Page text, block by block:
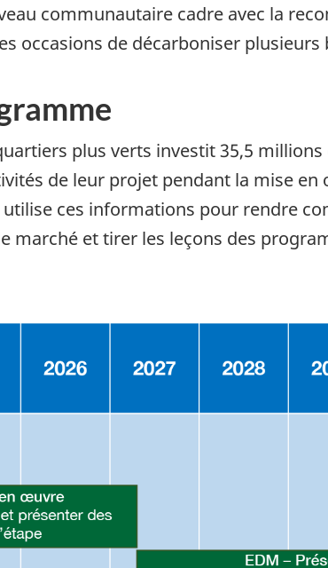
communautaire cadre avec la
occasions de décarboniser
plus verts investit 35,5
de leur projet pendant la mise
ces informations pour rendre
marché et tirer les leçons des